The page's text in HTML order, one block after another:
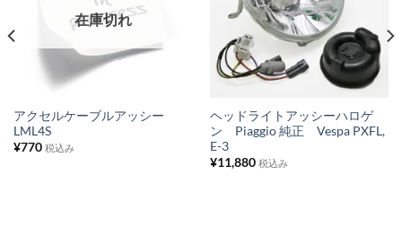
在庫切れ
アクセルケーブルアッシー
LML4S
¥770 税込み
入
り
リ
ト
ヘッドライトアッシーハロゲ
ン Piaggio 純正 Vespa PXFL,
E-3
¥11,880 税込み